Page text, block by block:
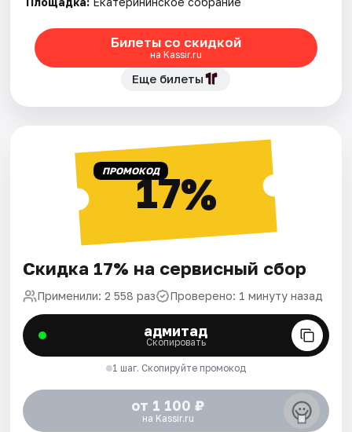
Билеты со скидкой
на Kassir.ru
Еще билеты
ПРОМОКОД17%
Скидка 17% на сервисный сбор
Применили: 2 558 раз Проверено: 1 минуту назад
адмитад
Скопировать
1 шаг. Скопируйте промокод
от 1 100 ₽
на Kassir.ru